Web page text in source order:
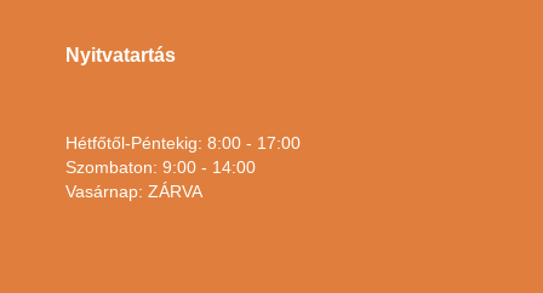
Nyitvatartás
Hétfőtől-Péntekig: 8:00 - 17:00
Szombaton: 9:00 - 14:00
Vasárnap: ZÁRVA